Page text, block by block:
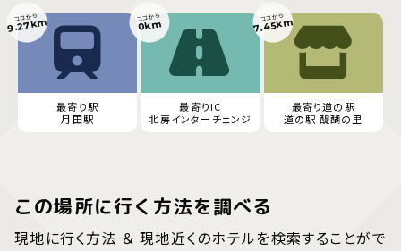
最寄り駅
月田駅
ココから
9.27km
最寄りIC
北房インターチェンジ
ココから
0km
最寄り道の駅
道の駅 醍醐の里
ココから
7.45km
この場所に行く方法を調べる
現地に行く方法 ＆ 現地近くのホテルを検索することがで